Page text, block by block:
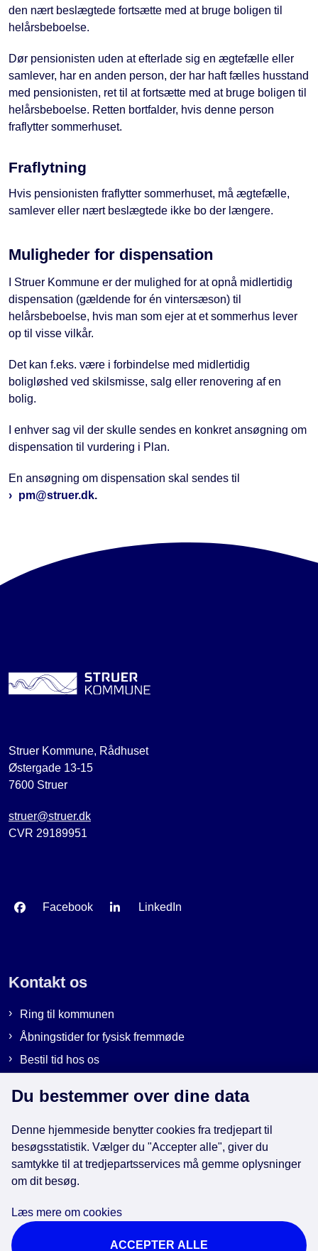
den nært beslægtede fortsætte med at bruge boligen til
helårsbeboelse.
Dør pensionisten uden at efterlade sig en ægtefælle eller
samlever, har en anden person, der har haft fælles husstand
med pensionisten, ret til at fortsætte med at bruge boligen til
helårsbeboelse. Retten bortfalder, hvis denne person
fraflytter sommerhuset.
Fraflytning
Hvis pensionisten fraflytter sommerhuset, må ægtefælle,
samlever eller nært beslægtede ikke bo der længere.
Muligheder for dispensation
I Struer Kommune er der mulighed for at opnå midlertidig
dispensation (gældende for én vintersæson) til
helårsbeboelse, hvis man som ejer at et sommerhus lever
op til visse vilkår.
Det kan f.eks. være i forbindelse med midlertidig
boligløshed ved skilsmisse, salg eller renovering af en
bolig.
I enhver sag vil der skulle sendes en konkret ansøgning om
dispensation til vurdering i Plan.
En ansøgning om dispensation skal sendes til
pm@struer.dk.
Struer Kommune, Rådhuset
Østergade 13-15
7600 Struer
struer@struer.dk
CVR 29189951
Facebook LinkedIn
Kontakt os
Ring til kommunen
Åbningstider for fysisk fremmøde
Bestil tid hos os
Genveje
EAN-numre i kommunen
Cookies
Du bestemmer over dine data
Denne hjemmeside benytter cookies fra tredjepart til
besøgsstatistik. Vælger du "Accepter alle", giver du
samtykke til at tredjepartsservices må gemme oplysninger
om dit besøg.
Læs mere om cookies
ACCEPTER ALLE